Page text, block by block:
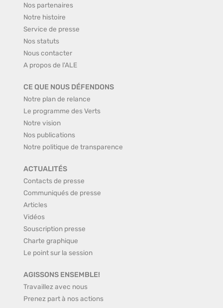
Nos partenaires
Notre histoire
Service de presse
Nos statuts
Nous contacter
A propos de l'ALE
CE QUE NOUS DÉFENDONS
Notre plan de relance
Le programme des Verts
Notre vision
Nos publications
Notre politique de transparence
ACTUALITÉS
Contacts de presse
Communiqués de presse
Articles
Vidéos
Souscription presse
Charte graphique
Le point sur la session
AGISSONS ENSEMBLE!
Travaillez avec nous
Prenez part à nos actions